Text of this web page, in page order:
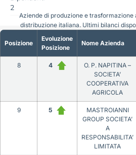
2
Posizione
Evoluzione
Posizione
Nome Azienda
8 4
O. P. NAPITINA –
SOCIETA’
COOPERATIVA
AGRICOLA
9 5
MASTROIANNI
GROUP SOCIETA’
A
RESPONSABILITA’
LIMITATA
Aziende di produzione e trasformazione
distribuzione italiana. Ultimi bilanci